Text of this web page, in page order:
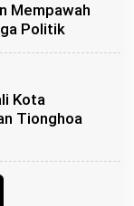
Mempawah
Politik
Kota
Tionghoa